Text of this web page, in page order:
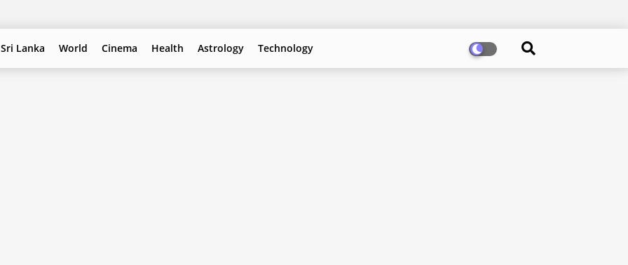
Sri Lanka World Cinema Health Astrology Technology